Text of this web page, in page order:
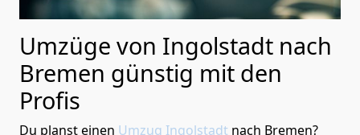
Umzüge von Ingolstadt nach
Bremen günstig mit den
Profis
Du planst einen Umzug Ingolstadt nach Bremen?